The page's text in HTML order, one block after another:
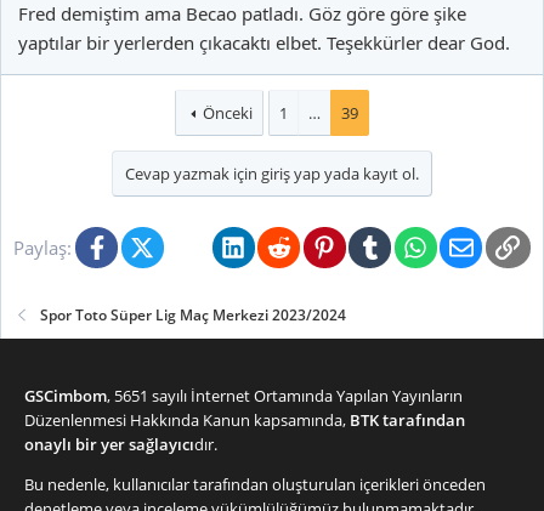
Fred demiştim ama Becao patladı. Göz göre göre şike
yaptılar bir yerlerden çıkacaktı elbet. Teşekkürler dear God.
Önceki 1 … 39
Cevap yazmak için giriş yap yada kayıt ol.
Paylaş: FacebookX (Twitter)BlueskyLinkedInRedditPinterestTumblrWhatsApp
E-posta
Spor Toto Süper Lig Maç Merkezi 2023/2024
GSCimbom, 5651 sayılı İnternet Ortamında Yapılan Yayınların
Düzenlenmesi Hakkında Kanun kapsamında, BTK tarafından
onaylı bir yer sağlayıcıdır.
Bu nedenle, kullanıcılar tarafından oluşturulan içerikleri önceden